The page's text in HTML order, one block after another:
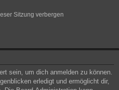
Sitzung verbergen
sein, um dich anmelden zu können.
erledigt und ermöglicht dir,